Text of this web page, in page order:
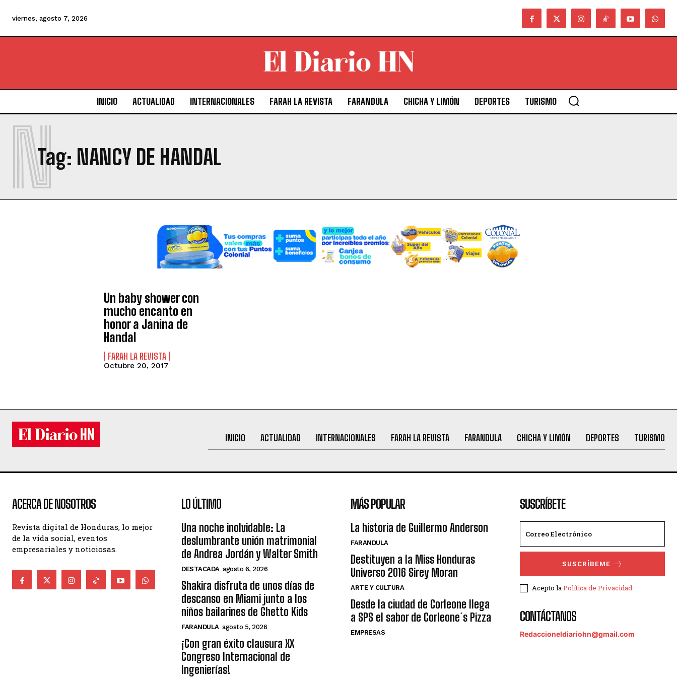
viernes, agosto 7, 2026
INICIO ACTUALIDAD INTERNACIONALES FARAH LA REVISTA FARANDULA CHICHA Y LIMÓN DEPORTES TURISMO
Tag: NANCY DE HANDAL
N
Un baby shower con
mucho encanto en
honor a Janina de
Handal
FARAH LA REVISTA
Octubre 20, 2017
INICIO ACTUALIDAD INTERNACIONALES FARAH LA REVISTA FARANDULA CHICHA Y LIMÓN DEPORTES TURISMO
ACERCA DE NOSOTROS
Revista digital de Honduras, lo mejor
de la vida social, eventos
empresariales y noticiosas.
LO ÚLTIMO
Una noche inolvidable: La
deslumbrante unión matrimonial
de Andrea Jordán y Walter Smith
DESTACADA agosto 6, 2026
Shakira disfruta de unos días de
descanso en Miami junto a los
niños bailarines de Ghetto Kids
FARANDULA agosto 5, 2026
¡Con gran éxito clausura XX
Congreso Internacional de
Ingenierías!
MÁS POPULAR
La historia de Guillermo Anderson
FARANDULA
Destituyen a la Miss Honduras
Universo 2016 Sirey Moran
ARTE Y CULTURA
Desde la ciudad de Corleone llega
a SPS el sabor de Corleone´s Pizza
EMPRESAS
SUSCRÍBETE
SUSCRÍBEME
Acepto laPolítica de Privacidad.
CONTÁCTANOS
Redaccioneldiariohn@gmail.com